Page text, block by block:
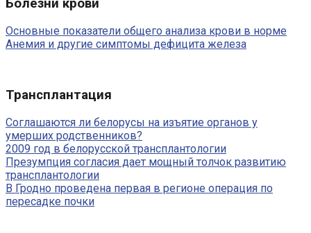
Болезни крови
Основные показатели общего анализа крови в норме
Анемия и другие симптомы дефицита железа
Трансплантация
Соглашаются ли белорусы на изъятие органов у
умерших родственников?
2009 год в белорусской трансплантологии
Презумпция согласия дает мощный толчок развитию
трансплантологии
В Гродно проведена первая в регионе операция по
пересадке почки